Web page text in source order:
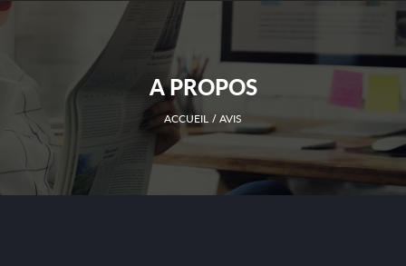
A PROPOS
ACCUEIL AVIS